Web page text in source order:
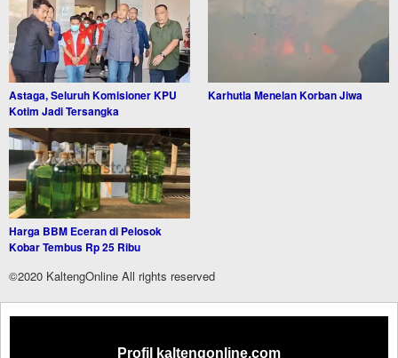
Astaga, Seluruh Komisioner KPU
Kotim Jadi Tersangka
Karhutla Menelan Korban Jiwa
Harga BBM Eceran di Pelosok
Kobar Tembus Rp 25 Ribu
©2020 KaltengOnline All rights reserved
Profil kaltengonline.com